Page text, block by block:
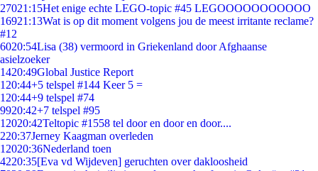
27021:15Het enige echte LEGO-topic #45 LEGOOOOOOOOOOO
16921:13Wat is op dit moment volgens jou de meest irritante reclame?
#12
6020:54Lisa (38) vermoord in Griekenland door Afghaanse
asielzoeker
1420:49Global Justice Report
1 20:44+5 telspel #144 Keer 5 =
1 20:44+9 telspel #74
9920:42+7 telspel #95
12020:42Teltopic #1558 tel door en door en door....
220:37Jerney Kaagman overleden
12020:36Nederland toen
4220:35[Eva vd Wijdeven] geruchten over dakloosheid